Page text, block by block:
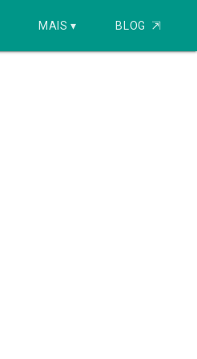
MAIS ▾ BLOG ⇱